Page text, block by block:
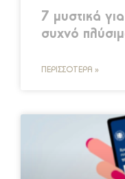
7 μυστικά
συχνό
ΠΕΡΙΣΣΌΤΕΡΑ »